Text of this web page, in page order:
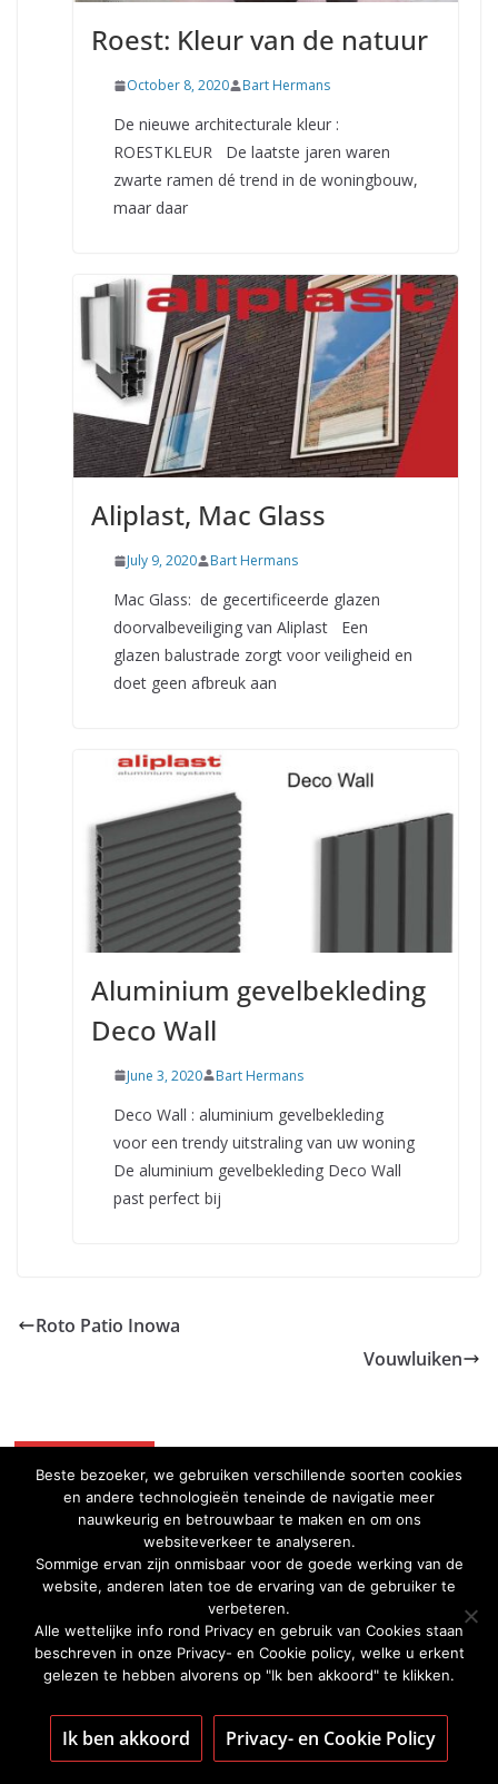
Roest: Kleur van de natuur
October 8, 2020 Bart Hermans
De nieuwe architecturale kleur :
ROESTKLEUR De laatste jaren waren
zwarte ramen dé trend in de woningbouw,
maar daar
Aliplast, Mac Glass
July 9, 2020 Bart Hermans
Mac Glass: de gecertificeerde glazen
doorvalbeveiliging van Aliplast Een
glazen balustrade zorgt voor veiligheid en
doet geen afbreuk aan
Aluminium gevelbekleding
Deco Wall
June 3, 2020 Bart Hermans
Deco Wall : aluminium gevelbekleding
voor een trendy uitstraling van uw woning
De aluminium gevelbekleding Deco Wall
past perfect bij
Roto Patio Inowa
Vouwluiken
De Merken !
Beste bezoeker, we gebruiken verschillende soorten cookies
en andere technologieën teneinde de navigatie meer
nauwkeurig en betrouwbaar te maken en om ons
websiteverkeer te analyseren.
Sommige ervan zijn onmisbaar voor de goede werking van de
website, anderen laten toe de ervaring van de gebruiker te
verbeteren.
Alle wettelijke info rond Privacy en gebruik van Cookies staan
beschreven in onze Privacy- en Cookie policy, welke u erkent
gelezen te hebben alvorens op "Ik ben akkoord" te klikken.
Ik ben akkoord Privacy- en Cookie Policy